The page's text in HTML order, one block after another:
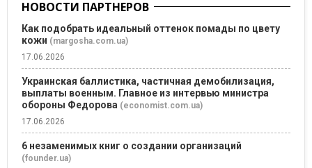
НОВОСТИ ПАРТНЕРОВ
Как подобрать идеальный оттенок помады по цвету
кожи (margosha.com.ua)
17.06.2026
Украинская баллистика, частичная демобилизация,
выплаты военным. Главное из интервью министра
обороны Федорова (economist.com.ua)
17.06.2026
6 незаменимых книг о создании организаций
(founder.ua)